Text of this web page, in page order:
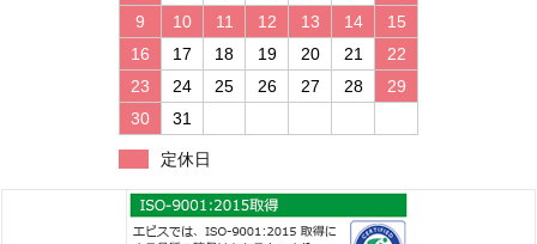
9
10 11 12 13 14
15
16
17 18 19 20 21
22
23
24 25 26 27 28
29
30
31
定休日